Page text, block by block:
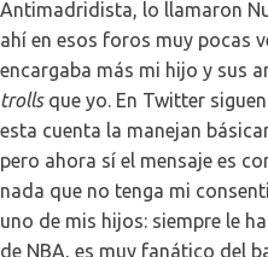
Antimadridista, lo llamaron
ahí en esos foros muy pocas
encargaba más mi hijo y sus
trollsque yo. En Twitter
esta cuenta la manejan
pero ahora sí el mensaje es
nada que no tenga mi
uno de mis hijos: siempre le
de NBA, es muy fanático del